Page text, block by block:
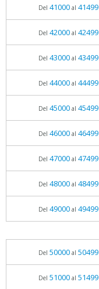
Del 41000al 41499
Del 42000al 42499
Del 43000al 43499
Del 44000al 44499
Del 45000al 45499
Del 46000al 46499
Del 47000al 47499
Del 48000al 48499
Del 49000al 49499
Del 50000al 50499
Del 51000al 51499